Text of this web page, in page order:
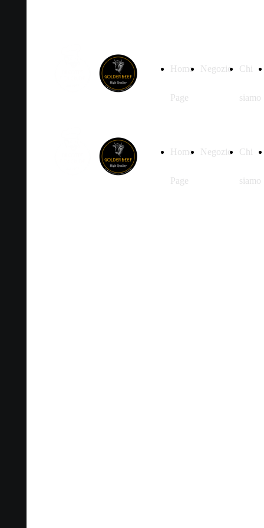
Home
Page
Negozio Chi
siamo
Home
Page
Negozio Chi
siamo